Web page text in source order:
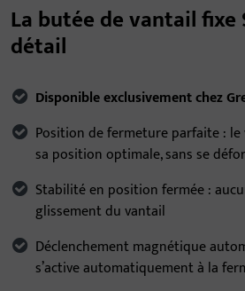
La butée de vantail fixe
détail
Disponible exclusivement chez
Position de fermeture parfaite :
sa position optimale, sans se
Stabilité en position fermée :
glissement du vantail
Déclenchement magnétique
s’active automatiquement à la